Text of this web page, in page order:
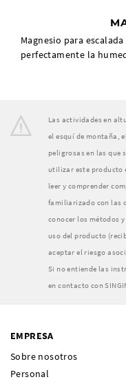
Magnesio para
perfectamente la
Las actividades en
el esquí de montaña,
peligrosas en las que
utilizar este producto
leer y comprender
familiarizado con las
conocer los métodos
uso del producto
aceptar el riesgo
Si no entiende las
en contacto con
EMPRESA
Sobre nosotros
Personal